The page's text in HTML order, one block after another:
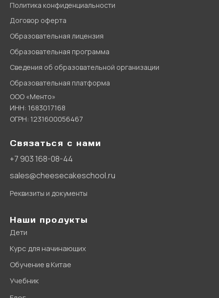
Политика конфиденциальности
Договор оферта
Образовательная лицензия
Образовательная программа
Сведения об образовательной организации
Образовательная платформа
ООО «Менто»
ИНН: 1683017168
ОГРН: 1231600056467
Связаться с нами
+7 903 168-08-44
sales@cheesecakeschool.ru
Реквизиты и документы
Наши продукты
Дети
Курс для начинающих
Обучение в Китае
Учебник